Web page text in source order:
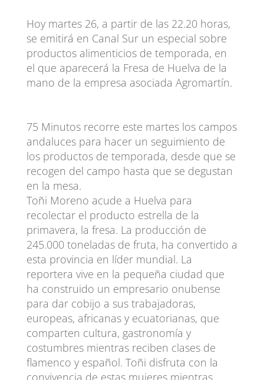
Hoy martes 26, a partir de las 22.20 horas,
se emitirá en Canal Sur un especial sobre
productos alimenticios de temporada, en
el que aparecerá la Fresa de Huelva de la
mano de la empresa asociada Agromartín.
75 Minutos recorre este martes los campos
andaluces para hacer un seguimiento de
los productos de temporada, desde que se
recogen del campo hasta que se degustan
en la mesa.
Toñi Moreno acude a Huelva para
recolectar el producto estrella de la
primavera, la fresa. La producción de
245.000 toneladas de fruta, ha convertido a
esta provincia en líder mundial. La
reportera vive en la pequeña ciudad que
ha construido un empresario onubense
para dar cobijo a sus trabajadoras,
europeas, africanas y ecuatorianas, que
comparten cultura, gastronomía y
costumbres mientras reciben clases de
flamenco y español. Toñi disfruta con la